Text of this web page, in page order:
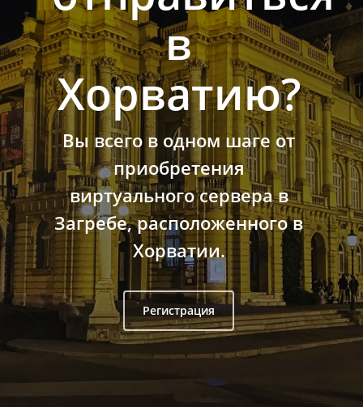
в
Хорватию?
Вы всего в одном шаге от
приобретения
виртуального сервера в
Загребе, расположенного в
Хорватии.
Регистрация